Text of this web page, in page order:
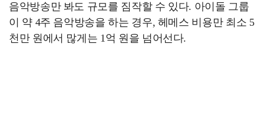
음악방송만 봐도 규모를 짐작할 수 있다. 아이돌 그룹
이 약 4주 음악방송을 하는 경우, 헤메스 비용만 최소 5
천만 원에서 많게는 1억 원을 넘어선다.